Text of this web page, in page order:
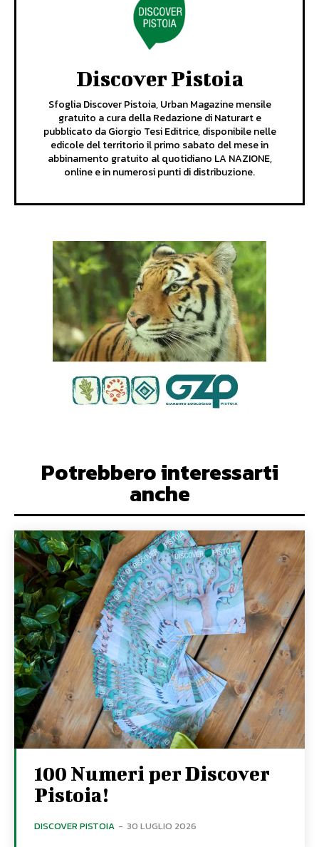
Discover Pistoia
Sfoglia Discover Pistoia, Urban Magazine mensile
gratuito a cura della Redazione di Naturart e
pubblicato da Giorgio Tesi Editrice, disponibile nelle
edicole del territorio il primo sabato del mese in
abbinamento gratuito al quotidiano LA NAZIONE,
online e in numerosi punti di distribuzione.
Potrebbero interessarti
anche
100 Numeri per Discover
Pistoia!
DISCOVER PISTOIA - 30 LUGLIO 2026